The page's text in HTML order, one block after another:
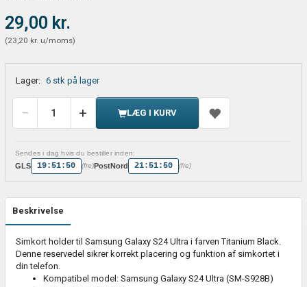
29,00 kr.
(23,20 kr. u/moms)
Lager: 6 stk på lager
LÆG I KURV
Sendes i dag hvis du bestiller inden:
GLS 19:51:50 (fre)PostNord 21:51:50 (fre)
Beskrivelse
Simkort holder til Samsung Galaxy S24 Ultra i farven Titanium Black.
Denne reservedel sikrer korrekt placering og funktion af simkortet i
din telefon.
Kompatibel model: Samsung Galaxy S24 Ultra (SM-S928B)